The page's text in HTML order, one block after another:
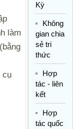
làm
cụ
Kỳ
Không
gian chia
sẻ tri
thức
Hợp
tác - liên
kết
Hợp
tác quốc